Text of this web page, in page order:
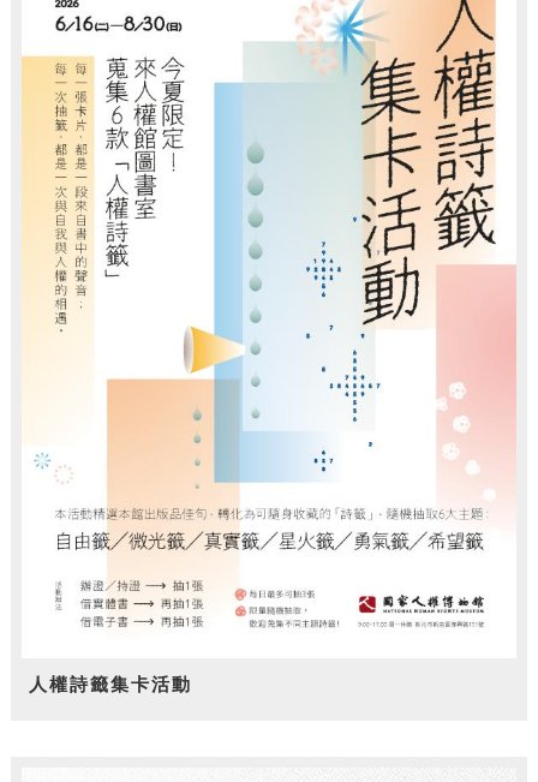
人權詩籤集卡活動